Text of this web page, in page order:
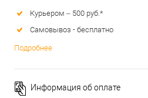
Курьером – 500 руб.*
Самовывоз - бесплатно
Подробнее
Информация об оплате